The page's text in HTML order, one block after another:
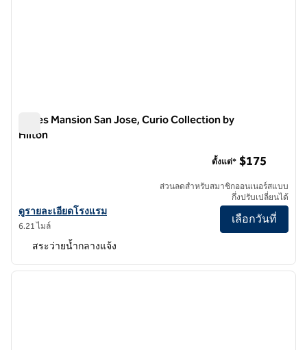
Hayes Mansion San Jose, Curio Collection by
Hilton
ดูรายละเอียดโรงแรม Hayes Mansion San Jose, Curio Collection by
ดูรายละเอียดโรงแรม
6.21 ไมล์
ตั้งแต่* $175
ส่วนลดสําหรับสมาชิกออนเนอร์สแบบ
กึ่งปรับเปลี่ยนได้
เลือกวันที่
สระว่ายน้ำกลางแจ้ง
1 จาก 12
ภาพถั